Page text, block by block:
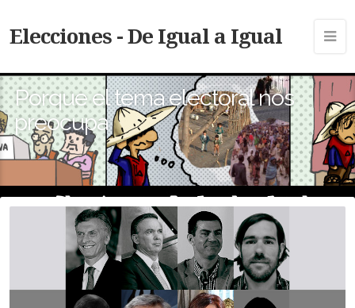
Elecciones - De Igual a Igual
Porque el tema electoral nos
preocupa